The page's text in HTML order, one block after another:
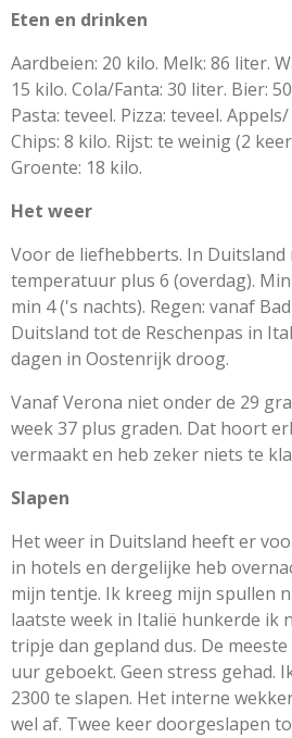
Eten en drinken
Aardbeien: 20 kilo. Melk: 86 liter.
15 kilo. Cola/Fanta: 30 liter. Bier:
Pasta: teveel. Pizza: teveel.
Chips: 8 kilo. Rijst: te weinig (2
Groente: 18 kilo.
Het weer
Voor de liefhebberts. In Duitsland
temperatuur plus 6 (overdag).
min 4 ('s nachts). Regen: vanaf
Duitsland tot de Reschenpas in
dagen in Oostenrijk droog.
Vanaf Verona niet onder de 29
week 37 plus graden. Dat hoort
vermaakt en heb zeker niets te
Slapen
Het weer in Duitsland heeft er
in hotels en dergelijke heb
mijn tentje. Ik kreeg mijn spullen
laatste week in Italië hunkerde ik
tripje dan gepland dus. De
uur geboekt. Geen stress gehad.
2300 te slapen. Het interne
wel af. Twee keer doorgeslapen